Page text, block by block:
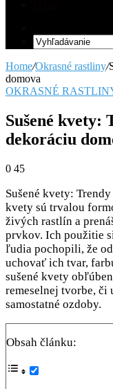
Article
Home/Okrasné rastliny/
domova
OKRASNÉ
Sušené kvety:
dekoráciu
0 45
Sušené kvety:
kvety sú trvalou
živých rastlín a
prvkov. Ich použitie
ľudia pochopili, že
uchovať ich tvar,
sušené kvety
remeselnej tvorbe, či
samostatné ozdoby.
Obsah článku: